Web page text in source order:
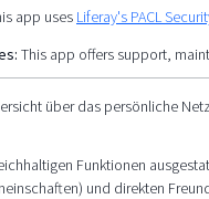
app uses Liferay's PACL
This app offers support,
über das persönliche
Funktionen
und direkten